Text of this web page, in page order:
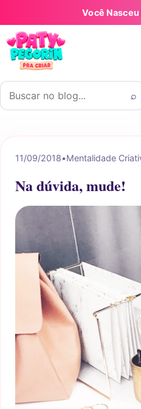
Pular para o conteúdo
Você
Buscar por:
⌕
11/09/2018•Mentalidade
Na dúvida, mude!